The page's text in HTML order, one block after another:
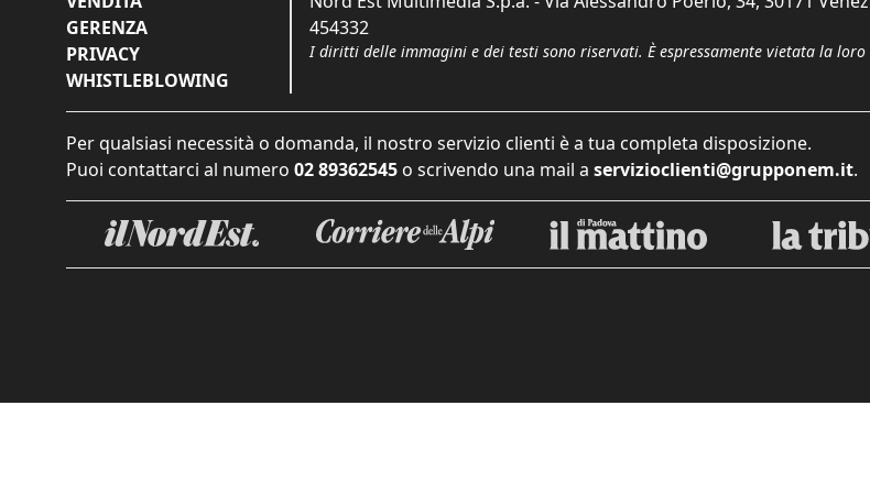
GERENZA
PRIVACY
WHISTLEBLOWING
454332
I diritti delle immagini e dei testi sono riservati. È espressamente vietata la
Per qualsiasi necessità o domanda, il nostro servizio clienti è a tua completa disposizione.
Puoi contattarci al numero 02 89362545 o scrivendo una mail a servizioclienti@grupponem.it.